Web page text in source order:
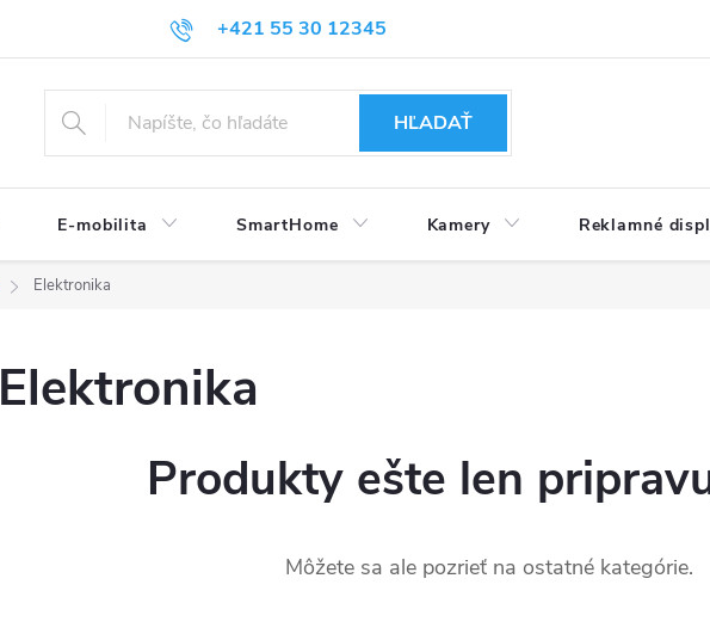
+421 55 30 12345
HĽADAŤ
E-mobilita SmartHome Kamery Reklamné
Elektronika
Elektronika
Produkty ešte len
Môžete sa ale pozrieť na ostatné kategórie.